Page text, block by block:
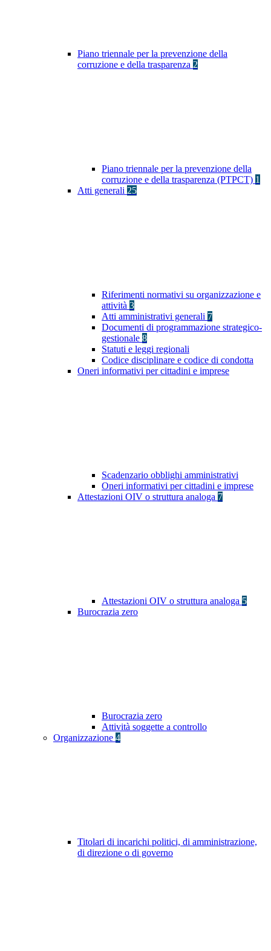
Piano triennale per la prevenzione della
corruzione e della trasparenza 2
Piano triennale per la prevenzione della
corruzione e della trasparenza (PTPCT) 1
Atti generali 25
Riferimenti normativi su organizzazione e
attività 3
Atti amministrativi generali 7
Documenti di programmazione strategico-
gestionale 8
Statuti e leggi regionali
Codice disciplinare e codice di condotta
Oneri informativi per cittadini e imprese
Scadenzario obblighi amministrativi
Oneri informativi per cittadini e imprese
Attestazioni OIV o struttura analoga 7
Attestazioni OIV o struttura analoga 5
Burocrazia zero
Burocrazia zero
Attività soggette a controllo
Organizzazione 4
Titolari di incarichi politici, di amministrazione,
di direzione o di governo